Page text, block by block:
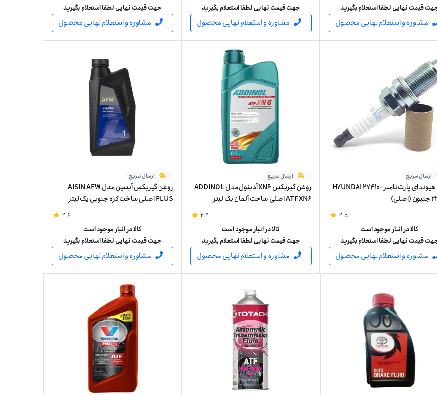
قیمت نهایی لطفا استعلام بگیرید
مشاوره و استعلام نهایی محصول
جهت قیمت نهایی لطفا استعلام بگیرید
مشاوره و استعلام نهایی محصول
جهت قیمت نهایی لطفا استعلام بگیرید
مشاوره و استعلام نهایی محصول
ارسال سریع
شمع هیوندای پارت نامبر HYUNDAI 27410-
4.5
کالا در انبار موجود است
قیمت نهایی لطفا استعلام بگیرید
مشاوره و استعلام نهایی محصول
ارسال سریع
روغن گیربکس XN6 آدینول مدل ADDINOL
ATF XN6 اصلی ساخت آلمان یک لیتر
3.9
کالا در انبار موجود است
جهت قیمت نهایی لطفا استعلام بگیرید
مشاوره و استعلام نهایی محصول
ارسال سریع
روغن گیربکس آیسین مدل AISIN AFW
PLUS اصلی ساخت کره جنوبی یک لیتر
4.6
کالا در انبار موجود است
جهت قیمت نهایی لطفا استعلام بگیرید
مشاوره و استعلام نهایی محصول